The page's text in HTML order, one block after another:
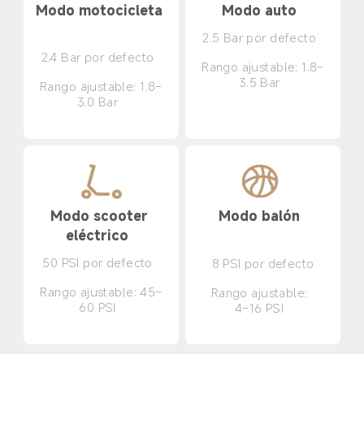
Modo motocicleta
2.4 Bar por defecto
Rango ajustable: 1.8–
3.0 Bar
Modo auto
2.5 Bar por defecto
Rango ajustable: 1.8–
3.5 Bar
Modo scooter
eléctrico
50 PSI por defecto
Rango ajustable: 45–
60 PSI
Modo balón
8 PSI por defecto
Rango ajustable:
4–16 PSI